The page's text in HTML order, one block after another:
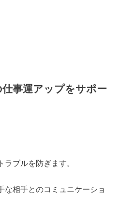
事運アップをサポー
ブルを防ぎます。
な相手とのコミュニケーショ